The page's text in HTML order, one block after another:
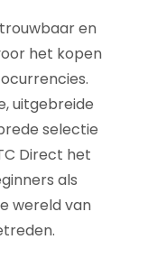
en
het kopen
uitgebreide
selectie
Direct het
als
wereld van